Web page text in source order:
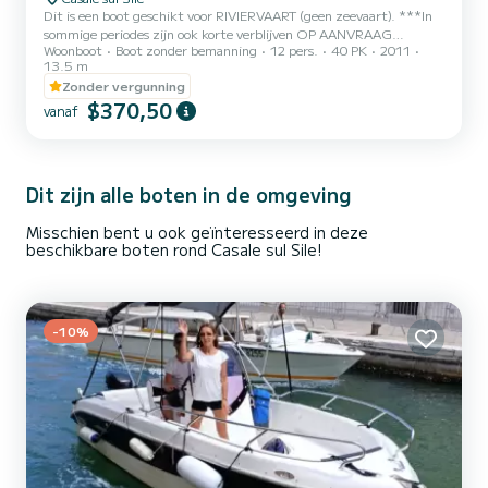
Dit is een boot geschikt voor RIVIERVAART (geen zeevaart). ***In
sommige periodes zijn ook korte verblijven OP AANVRAAG
beschikbaar (min. 3 nachten)*** Het is de meest bekende in de
Minuetto-lijn en heeft 3 tweepersoonshutten. Met comfortabel
plaats voor 6 personen (plus 2 in het bed dat in de salon kan worden
gemaakt), biedt het ruime gemeenschappelijke ruimtes en goede
privacy. Het ontwerp is modern en volledig Italiaans, en wanneer je
Woonboot Boot zonder bemanning 12 pers. 40 PK
2011
13.5 m
Zonder vergunning
vanaf $370,50
Dit zijn alle boten in de omgeving
Misschien bent u ook geïnteresseerd in deze
beschikbare boten rond Casale sul Sile!
-10%